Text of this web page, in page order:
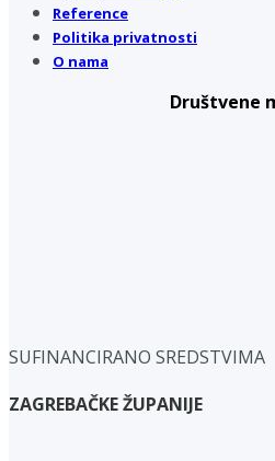
Reference
Politika privatnosti
O nama
Društvene
SUFINANCIRANO SREDSTVIMA
ZAGREBAČKE ŽUPANIJE